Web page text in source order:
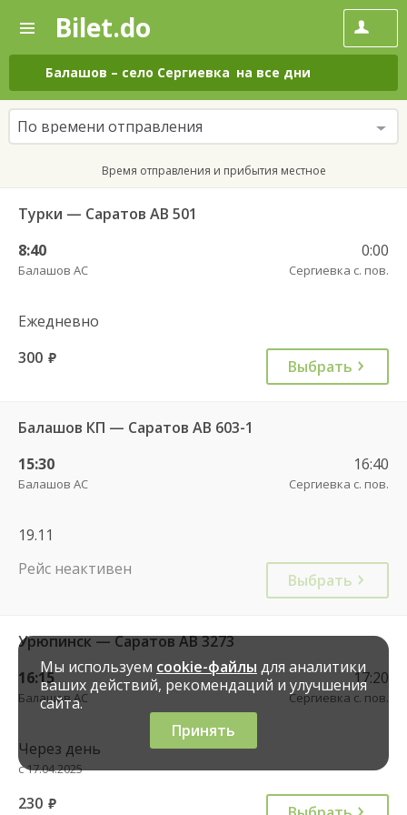
—
Поиск
и
покупка
билетов
на
автобус
онлайн
Bilet.do
Балашов – село Сергиевка на все дни
По времени отправления
Время отправления и прибытия местное
Турки — Саратов АВ 501
8:40
Балашов АС
0:00
Сергиевка с. пов.
Ежедневно
300 руб. Выбрать
Балашов КП — Саратов АВ 603-1
15:30
Балашов АС
16:40
Сергиевка с. пов.
19.11
Рейс неактивен
Выбрать
Урюпинск — Саратов АВ 3273
16:15
Балашов АС
17:20
Сергиевка с. пов.
Через день
с 17.04.2025
230 руб.
Мы используем cookie-файлы для аналитики
ваших действий, рекомендаций и улучшения
сайта.
Принять